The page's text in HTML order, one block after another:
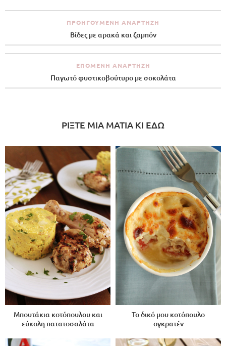
ΠΡΟΗΓΟΎΜΕΝΗ ΑΝΆΡΤΗΣΗ
Βίδες με αρακά και ζαμπόν
ΕΠΌΜΕΝΗ ΑΝΆΡΤΗΣΗ
Παγωτό φυστικοβούτυρο με σοκολάτα
ΡΙΞΤΕ ΜΙΑ ΜΑΤΙΑ ΚΙ ΕΔΩ
Μπουτάκια κοτόπουλου και
εύκολη πατατοσαλάτα
Το δικό μου κοτόπουλο
ογκρατέν